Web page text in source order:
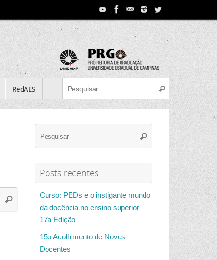
RedAES
Search for:
Pesquisar
Search
Pesquisar
Pesquisar
Posts recentes
Curso: PEDs e o instigante mundo
da docência no ensino superior –
17a Edição
15o Acolhimento de Novos
Docentes